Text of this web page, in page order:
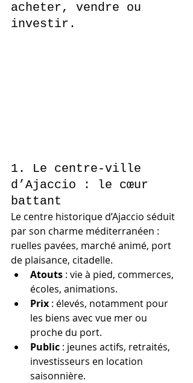
acheter, vendre ou
investir.
1. Le centre-ville
d’Ajaccio : le cœur
battant
Le centre historique d’Ajaccio séduit
par son charme méditerranéen :
ruelles pavées, marché animé, port
de plaisance, citadelle.
Atouts : vie à pied, commerces,
écoles, animations.
Prix : élevés, notamment pour
les biens avec vue mer ou
proche du port.
Public : jeunes actifs, retraités,
investisseurs en location
saisonnière.